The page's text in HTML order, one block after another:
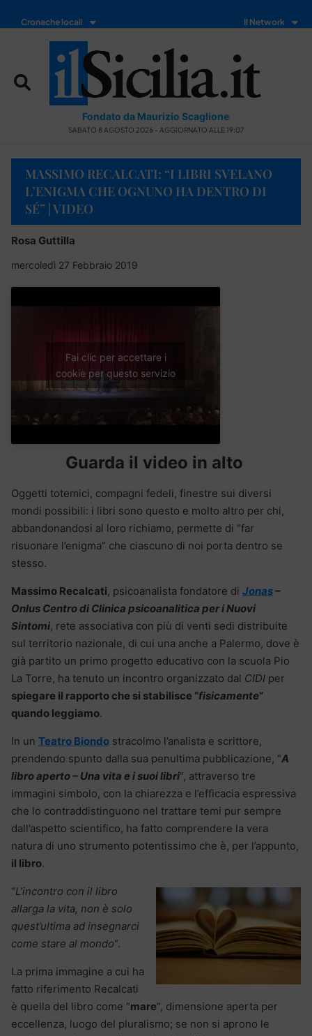
Cronache locali Il Network
Fondato da Maurizio Scaglione
SABATO 8 AGOSTO 2026 - AGGIORNATO ALLE 19:07
MASSIMO RECALCATI: “I LIBRI SVELANO
L’ENIGMA CHE OGNUNO HA DENTRO DI
SÉ” | VIDEO
Rosa Guttilla
mercoledì 27 Febbraio 2019
Fai clic per accettare i
cookie per questo servizio
Guarda il video in alto
Oggetti totemici, compagni fedeli, finestre sui diversi
mondi possibili: i libri sono questo e molto altro per chi,
abbandonandosi al loro richiamo, permette di “far
risuonare l’enigma” che ciascuno di noi porta dentro se
stesso.
Massimo Recalcati, psicoanalista fondatore di Jonas–
Onlus Centro di Clinica psicoanalitica per i Nuovi
Sintomi, rete associativa con più di venti sedi distribuite
sul territorio nazionale, di cui una anche a Palermo, dove è
già partito un primo progetto educativo con la scuola Pio
La Torre, ha tenuto un incontro organizzato dal CIDI per
spiegare il rapporto che si stabilisce “fisicamente”
quando leggiamo.
In un Teatro Biondo stracolmo l’analista e scrittore,
prendendo spunto dalla sua penultima pubblicazione, “A
libro aperto – Una vita e i suoi libri“, attraverso tre
immagini simbolo, con la chiarezza e l’efficacia espressiva
che lo contraddistinguono nel trattare temi pur sempre
dall’aspetto scientifico, ha fatto comprendere la vera
natura di uno strumento potentissimo che è, per l’appunto,
il libro.
“L’incontro con il libro
allarga la vita, non è solo
quest’ultima ad insegnarci
come stare al mondo“.
La prima immagine a cui ha
fatto riferimento Recalcati
è quella del libro come “mare“, dimensione aperta per
eccellenza, luogo del pluralismo; se non si aprono le